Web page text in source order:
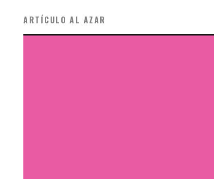
ARTÍCULO AL AZAR